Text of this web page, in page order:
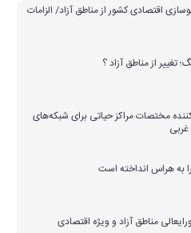
اقتصادی کشور از مناطق آزاد/ الزامات
تغییر از مناطق آزاد ؟
ارسال کننده مختصات مراکز حیاتی برای شبکه‌های
غربی
به هراس انداخته است
مناطق آزاد و ویژه اقتصادی